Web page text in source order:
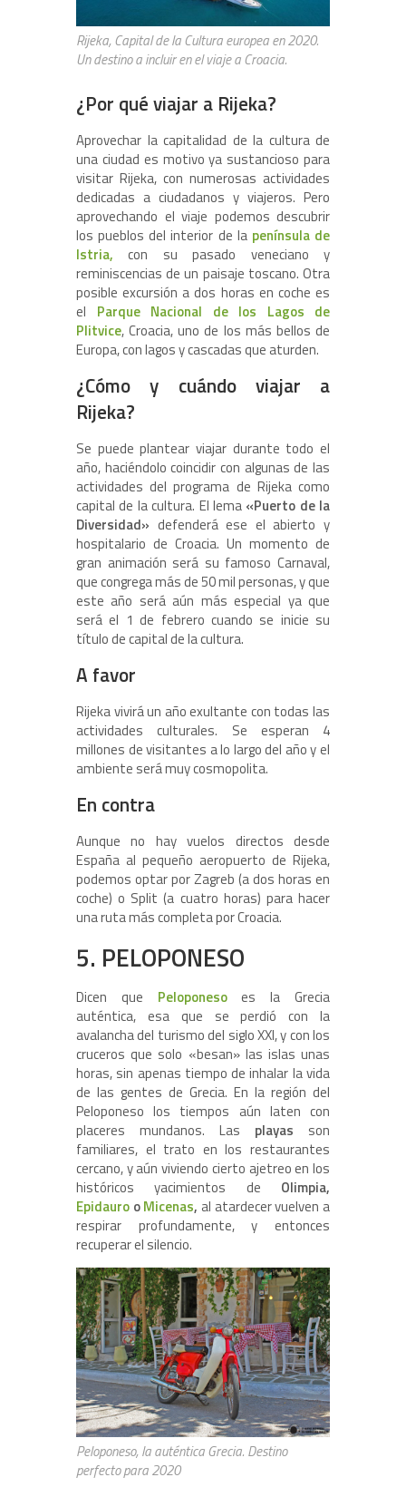
Rijeka, Capital de la Cultura europea en 2020.
Un destino a incluir en el viaje a Croacia.
¿Por qué viajar a Rijeka?
Aprovechar la capitalidad de la cultura de
una ciudad es motivo ya sustancioso para
visitar Rijeka, con numerosas actividades
dedicadas a ciudadanos y viajeros. Pero
aprovechando el viaje podemos descubrir
los pueblos del interior de la península de
Istria, con su pasado veneciano y
reminiscencias de un paisaje toscano. Otra
posible excursión a dos horas en coche es
el Parque Nacional de los Lagos de
Plitvice, Croacia, uno de los más bellos de
Europa, con lagos y cascadas que aturden.
¿Cómo y cuándo viajar a
Rijeka?
Se puede plantear viajar durante todo el
año, haciéndolo coincidir con algunas de las
actividades del programa de Rijeka como
capital de la cultura. El lema «Puerto de la
Diversidad» defenderá ese el abierto y
hospitalario de Croacia. Un momento de
gran animación será su famoso Carnaval,
que congrega más de 50 mil personas, y que
este año será aún más especial ya que
será el 1 de febrero cuando se inicie su
título de capital de la cultura.
A favor
Rijeka vivirá un año exultante con todas las
actividades culturales. Se esperan 4
millones de visitantes a lo largo del año y el
ambiente será muy cosmopolita.
En contra
Aunque no hay vuelos directos desde
España al pequeño aeropuerto de Rijeka,
podemos optar por Zagreb (a dos horas en
coche) o Split (a cuatro horas) para hacer
una ruta más completa por Croacia.
5. PELOPONESO
Dicen que Peloponeso
es la Grecia
auténtica, esa que se perdió con la
avalancha del turismo del siglo XXI, y con los
cruceros que solo «besan» las islas unas
horas, sin apenas tiempo de inhalar la vida
de las gentes de Grecia. En la región del
Peloponeso los tiempos aún laten con
placeres mundanos. Las playas son
familiares, el trato en los restaurantes
cercano, y aún viviendo cierto ajetreo en los
históricos yacimientos de Olimpia,
Epidauro oMicenas, al atardecer vuelven a
respirar profundamente, y entonces
recuperar el silencio.
Peloponeso, la auténtica Grecia. Destino
perfecto para 2020